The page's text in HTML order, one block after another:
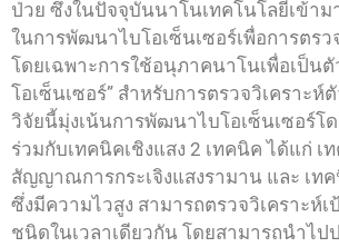
ป่วย ซึ่งในปัจจุบันนาโนเทคโนโลยีเข้า
ในการพัฒนาไบโอเซ็นเซอร์เพื่อการตร
โดยเฉพาะการใช้อนุภาคนาโนเพื่อเป็
โอเซ็นเซอร์” สำหรับการตรวจวิเคราะห์
วิจัยนี้มุ่งเน้นการพัฒนาไบโอเซ็นเซอร์โ
ร่วมกับเทคนิคเชิงแสง 2 เทคนิค ได้แก่
สัญญาณการกระเจิงแสงรามาน และ เท
ซึ่งมีความไวสูง สามารถตรวจวิเคราะห์
ชนิดในเวลาเดียวกัน โดยสามารถนำไป